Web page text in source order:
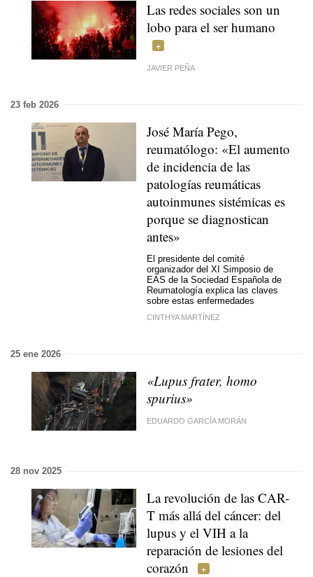
Las redes sociales son un
lobo para el ser humano
JAVIER PEÑA
23 feb 2026
José María Pego,
reumatólogo: «El aumento
de incidencia de las
patologías reumáticas
autoinmunes sistémicas es
porque se diagnostican
antes»
El presidente del comité
organizador del XI Simposio de
EAS de la Sociedad Española de
Reumatología explica las claves
sobre estas enfermedades
CINTHYA MARTÍNEZ
25 ene 2026
«Lupus frater, homo
spurius»
EDUARDO GARCÍA MORÁN
28 nov 2025
La revolución de las CAR-
T más allá del cáncer: del
lupus y el VIH a la
reparación de lesiones del
corazón